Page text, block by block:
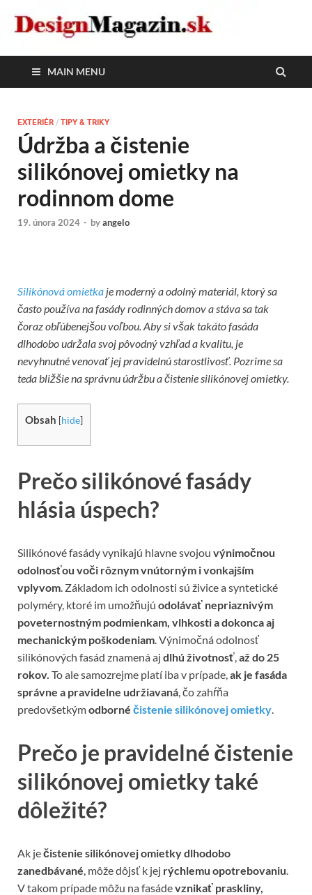
DesignMagazin.sk
Magazín o modernom bývaní
MAIN MENU
EXTERIÉR / TIPY & TRIKY
Údržba a čistenie
silikónovej omietky na
rodinnom dome
19. února 2024 - byangelo
Silikónová omietka je moderný a odolný materiál, ktorý sa
často používa na fasády rodinných domov a stáva sa tak
čoraz obľúbenejšou voľbou. Aby si však takáto fasáda
dlhodobo udržala svoj pôvodný vzhľad a kvalitu, je
nevyhnutné venovať jej pravidelnú starostlivosť. Pozrime sa
teda bližšie na správnu údržbu a čistenie silikónovej omietky.
Obsah [hide]
Prečo silikónové fasády
hlásia úspech?
Silikónové fasády vynikajú hlavne svojou výnimočnou
odolnosťou voči rôznym vnútorným i vonkajším
vplyvom. Základom ich odolnosti sú živice a syntetické
polyméry, ktoré im umožňujú odolávať nepriaznivým
poveternostným podmienkam, vlhkosti a dokonca aj
mechanickým poškodeniam. Výnimočná odolnosť
silikónových fasád znamená aj dlhú životnosť,až do 25
rokov. To ale samozrejme platí iba v prípade,ak je fasáda
správne a pravidelne udržiavaná, čo zahŕňa
predovšetkýmodborné čistenie silikónovej omietky.
Prečo je pravidelné čistenie
silikónovej omietky také
dôležité?
Ak ječistenie silikónovej omietky dlhodobo
zanedbávané , môže dôjsť k jej rýchlemu opotrebovaniu
V takom prípade môžu na fasádevznikať praskliny,